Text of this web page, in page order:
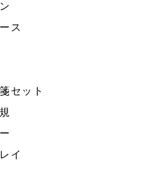
ス
セット
イ